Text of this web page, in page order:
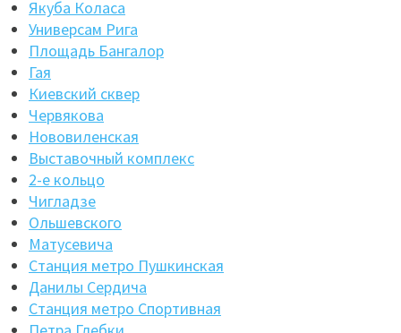
Якуба Коласа
Универсам Рига
Площадь Бангалор
Гая
Киевский сквер
Червякова
Нововиленская
Выставочный комплекс
2-е кольцо
Чигладзе
Ольшевского
Матусевича
Станция метро Пушкинская
Данилы Сердича
Станция метро Спортивная